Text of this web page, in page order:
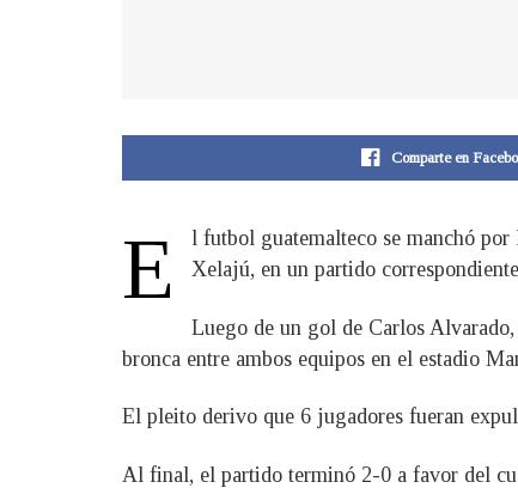
Comparte en
E
l futbol guatemalteco se manchó
Xelajú, en un partido
Luego de un gol de Carlos
bronca entre ambos equipos en el estadio
El pleito derivo que 6 jugadores fueran
Al final, el partido terminó 2-0 a favor del